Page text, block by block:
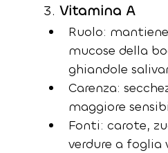
3. Vitamina A
Ruolo:
mucose della
ghiandole
Carenza:
maggiore
Fonti: carote,
verdure a foglia